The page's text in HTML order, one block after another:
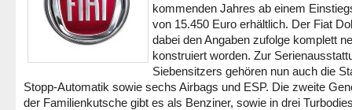
kommenden Jahres ab einem
von 15.450 Euro erhältlich. Der Fiat
dabei den Angaben zufolge komplett
konstruiert worden. Zur
Siebensitzers gehören nun auch die
Stopp-Automatik sowie sechs Airbags und ESP. Die zweite
der Familienkutsche gibt es als Benziner, sowie in drei